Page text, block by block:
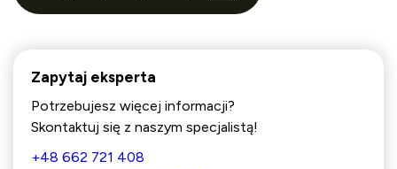
Zapytaj eksperta
Potrzebujesz więcej informacji?
Skontaktuj się z naszym specjalistą!
+48 662 721 408